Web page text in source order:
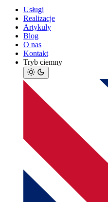
Usługi
Realizacje
Artykuły
Blog
O nas
Kontakt
Tryb ciemny